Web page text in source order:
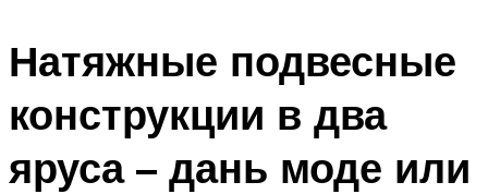
Натяжные подвесные
конструкции в два
яруса – дань моде или